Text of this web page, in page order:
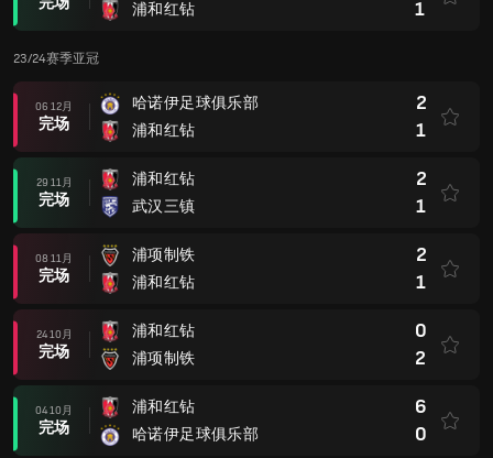
浦和红钻
1
23/24赛季亚冠
06 12月
完场
哈诺伊足球俱乐部
浦和红钻
2
1
29 11月
完场
浦和红钻
武汉三镇
2
1
08 11月
完场
浦项制铁
浦和红钻
2
1
24 10月
完场
浦和红钻
浦项制铁
0
2
04 10月
完场
浦和红钻
哈诺伊足球俱乐部
6
0